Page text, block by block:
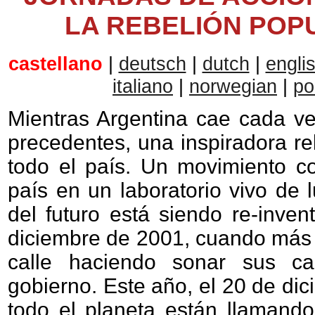
LA REBELIÓN
castellano | deutsch | dutch |
italiano | norwegian |
Mientras Argentina cae cada
precedentes, una inspiradora
todo el país. Un movimiento
país en un laboratorio vivo de
del futuro está siendo re-
diciembre de 2001, cuando
calle haciendo sonar sus
gobierno. Este año, el 20 de
todo el planeta están